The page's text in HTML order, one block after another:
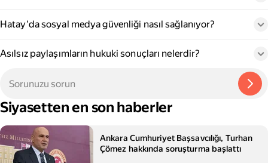
Hatay'da sosyal medya güvenliği nasıl sağlanıyor?
Asılsız paylaşımların hukuki sonuçları nelerdir?
Siyasetten en son haberler
Ankara Cumhuriyet Başsavcılığı, Turhan
Çömez hakkında soruşturma başlattı